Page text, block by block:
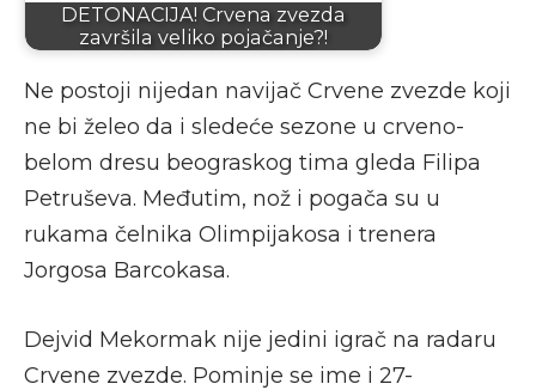
DETONACIJA! Crvena zvezda
završila veliko pojačanje?!
Ne postoji nijedan navijač Crvene zvezde koji
ne bi želeo da i sledeće sezone u crveno-
belom dresu beograskog tima gleda Filipa
Petruševa. Međutim, nož i pogača su u
rukama čelnika Olimpijakosa i trenera
Jorgosa Barcokasa.
Dejvid Mekormak nije jedini igrač na radaru
Crvene zvezde. Pominje se ime i 27-